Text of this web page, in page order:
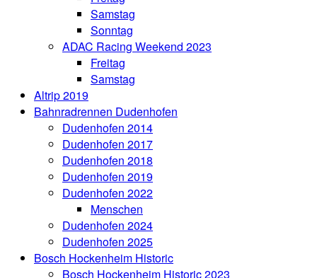
Samstag
Sonntag
ADAC Racing Weekend 2023
Freitag
Samstag
Altrip 2019
Bahnradrennen Dudenhofen
Dudenhofen 2014
Dudenhofen 2017
Dudenhofen 2018
Dudenhofen 2019
Dudenhofen 2022
Menschen
Dudenhofen 2024
Dudenhofen 2025
Bosch Hockenheim Historic
Bosch Hockenheim Historic 2023